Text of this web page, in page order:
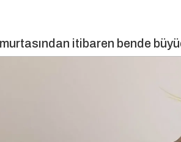
itibaren bende